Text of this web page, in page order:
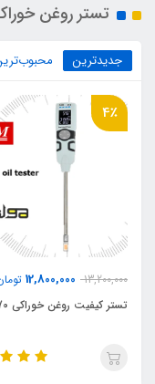
تستر روغن
جدیدترین
4٪
13,200,000
12,800,000
تستر کیفیت روغن خوراکی DT-70